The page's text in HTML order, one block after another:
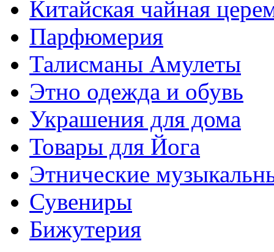
Китайская чайная
Парфюмерия
Талисманы Амулеты
Этно одежда и обувь
Украшения для дома
Товары для Йога
Этнические
Сувениры
Бижутерия